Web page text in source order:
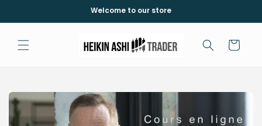
Welcome to our store
Cart